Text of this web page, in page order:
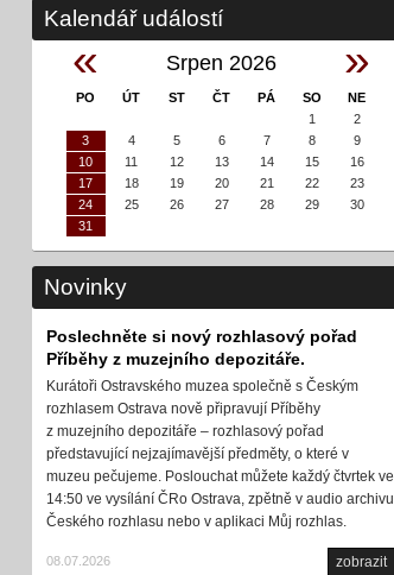
Kalendář událostí
« Srpen 2026 »
PO ÚT ST ČT PÁ SO
NE
1
2
3
4 5 6 7 8
9
10
11 12 13 14 15
16
17
18 19 20 21 22
23
24
25 26 27 28 29
30
31
Novinky
Poslechněte si nový rozhlasový pořad
Příběhy z muzejního depozitáře.
Kurátoři Ostravského muzea společně s Českým
rozhlasem Ostrava nově připravují Příběhy
z muzejního depozitáře – rozhlasový pořad
představující nejzajímavější předměty, o které v
muzeu pečujeme. Poslouchat můžete každý čtvrtek ve
14:50 ve vysílání ČRo Ostrava, zpětně v audio archivu
Českého rozhlasu nebo v aplikaci Můj rozhlas.
08.07.2026 zobrazit